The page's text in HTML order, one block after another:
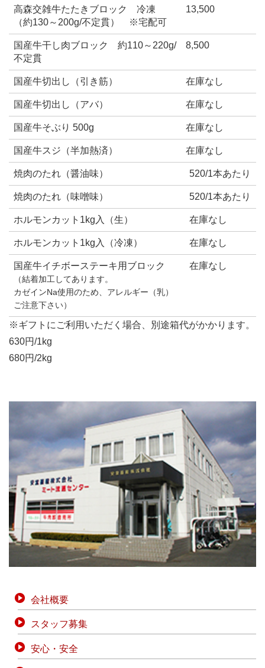
高森交雑牛たたきブロック 冷凍
（約130～200g/不定貫） ※宅配可
13,500
国産牛干し肉ブロック 約110～220g/
不定貫
8,500
国産牛切出し（引き筋） 在庫なし
国産牛切出し（アバ） 在庫なし
国産牛そぶり 500g 在庫なし
国産牛スジ（半加熱済） 在庫なし
焼肉のたれ（醤油味） 520/1本あたり
焼肉のたれ（味噌味） 520/1本あたり
ホルモンカット1kg入（生） 在庫なし
ホルモンカット1kg入（冷凍） 在庫なし
国産牛イチボーステーキ用ブロック
（結着加工してあります。
カゼインNa使用のため、アレルギー（乳）
ご注意下さい）
在庫なし
※ギフトにご利用いただく場合、別途箱代がかかります。
630円/1kg
680円/2kg
会社概要
スタッフ募集
安心・安全